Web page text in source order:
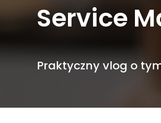
Service
Praktyczny vlog o